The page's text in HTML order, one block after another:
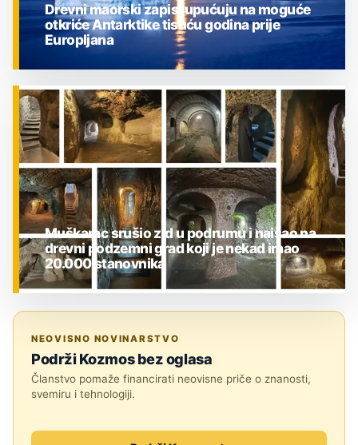
ZNANOST
Drevni maorski zapisi upućuju na moguće
otkriće Antarktike tisuću godina prije
Europljana
Muškarac srušio zid u podrumu i naišao na
drevni podzemni grad koji je nekad imao
20.000 stanovnika
NEOVISNO NOVINARSTVO
Podrži Kozmos bez oglasa
Članstvo pomaže financirati neovisne priče o znanosti,
svemiru i tehnologiji.